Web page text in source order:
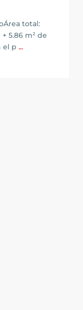
total:
+ 5.86 m² de
el p ...